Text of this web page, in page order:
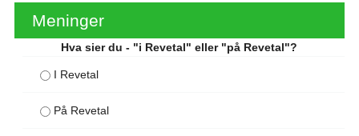
Meninger
Hva sier du - "i Revetal" eller "på Revetal"?
I Revetal
På Revetal